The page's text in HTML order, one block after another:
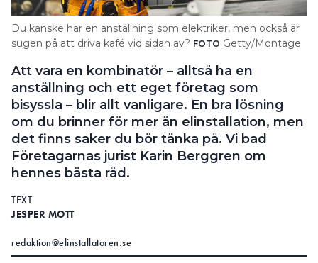
Search for:
SEARCH
Du kanske har en anställning som elektriker, men också är
sugen på att driva kafé vid sidan av? FOTO Getty/Montage
Att vara en kombinatör – alltså ha en
anställning och ett eget företag som
bisyssla – blir allt vanligare. En bra ­lösning
om du brinner för mer än elinstallation, men
det finns saker du bör tänka på. Vi bad
Företagarnas jurist Karin Berggren om
hennes bästa råd.
TEXT
JESPER MOTT
redaktion@elinstallatoren.se